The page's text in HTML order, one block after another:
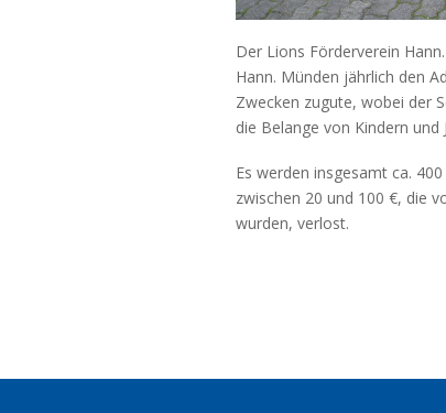
Der Lions Förderverein
Hann. Münden jährlich den
Zwecken zugute, wobei der
die Belange von Kindern und
Es werden insgesamt ca.
zwischen 20 und 100 €, die
wurden, verlost.